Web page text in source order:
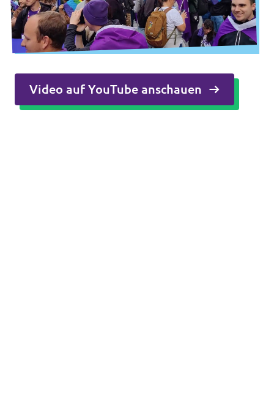
Video auf YouTube anschauen